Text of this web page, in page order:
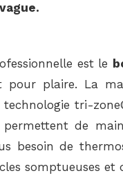
est le
pour plaire. La
tri-
de
besoin de
somptueuses